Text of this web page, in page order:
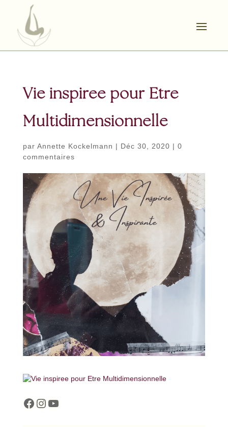
Vie inspiree pour Etre
Multidimensionnelle
par Annette Kockelmann | Déc 30, 2020 | 0
commentaires
cocreattitude
cocreattitude
YouTube